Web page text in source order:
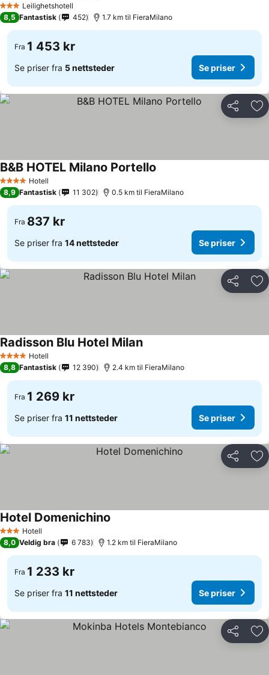
3 StjernerLeilighetshotell
8,5 Fantastisk 452 1.7 km til FieraMilano
Fra 1 453 kr
Se priser fra 5 nettsteder Se priser
Del
4 StjernerHotell
B&B HOTEL Milano Portello
8,9 Fantastisk 11 302 0.5 km til FieraMilano
Fra 837 kr
Se priser fra 14 nettsteder Se priser
Del
4 StjernerHotell
Radisson Blu Hotel MilanSe priser
8,8 Fantastisk 12 390 2.4 km til FieraMilano
Fra 1 269 kr
Se priser fra 11 nettsteder Se priser
Del
3 StjernerHotell
Hotel Domenichino
8,0 Veldig bra 6 783 1.2 km til FieraMilano
Fra 1 233 kr
Se priser fra 11 nettsteder Se priser
Del